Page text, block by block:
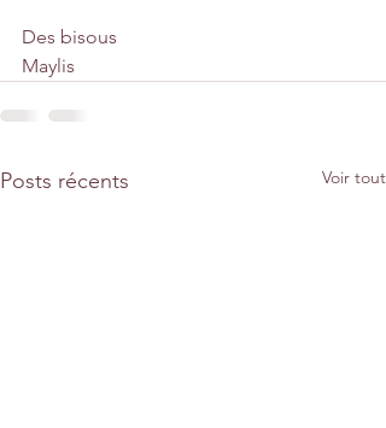
Des bisous
Maylis
Posts récents Voir tout